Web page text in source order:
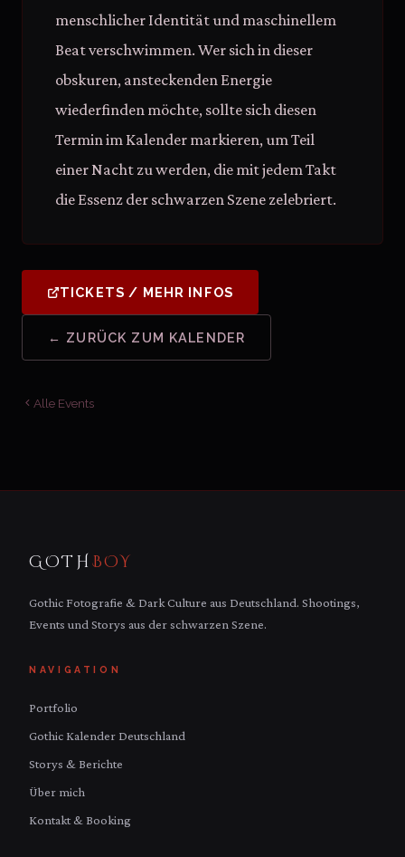
menschlicher Identität und maschinellem
Beat verschwimmen. Wer sich in dieser
obskuren, ansteckenden Energie
wiederfinden möchte, sollte sich diesen
Termin im Kalender markieren, um Teil
einer Nacht zu werden, die mit jedem Takt
die Essenz der schwarzen Szene zelebriert.
TICKETS / MEHR INFOS
← ZURÜCK ZUM KALENDER
Alle Events
GOTH BOY
Gothic Fotografie & Dark Culture aus Deutschland. Shootings,
Events und Storys aus der schwarzen Szene.
NAVIGATION
Portfolio
Gothic Kalender Deutschland
Storys & Berichte
Über mich
Kontakt & Booking